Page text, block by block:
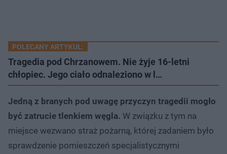
POLECANY ARTYKUŁ:
Tragedia pod Chrzanowem. Nie żyje 16-letni
chłopiec. Jego ciało odnaleziono w l…
Jedną z branych pod uwagę przyczyn tragedii mogło
być zatrucie tlenkiem węgla. W związku z tym na
miejsce wezwano straż pożarną, której zadaniem było
sprawdzenie pomieszczeń specjalistycznymi